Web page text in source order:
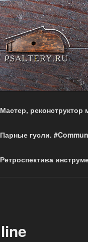
Мастер,
Парные гусли.
Ретроспектива
line